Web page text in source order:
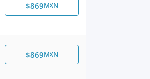
$869MXN
$869MXN